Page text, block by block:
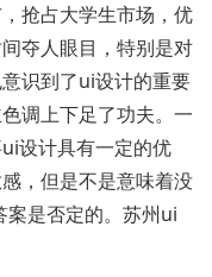
抢占大学生市场，优
夺人眼目，特别是对
识到了ui设计的重要
调上下足了功夫。一
设计具有一定的优
，但是不是意味着没
案是否定的。苏州ui